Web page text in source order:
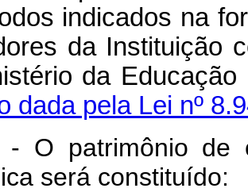
indicados na
da Instituição
da
dada pela Lei nº
- O patrimônio de
será constituído: